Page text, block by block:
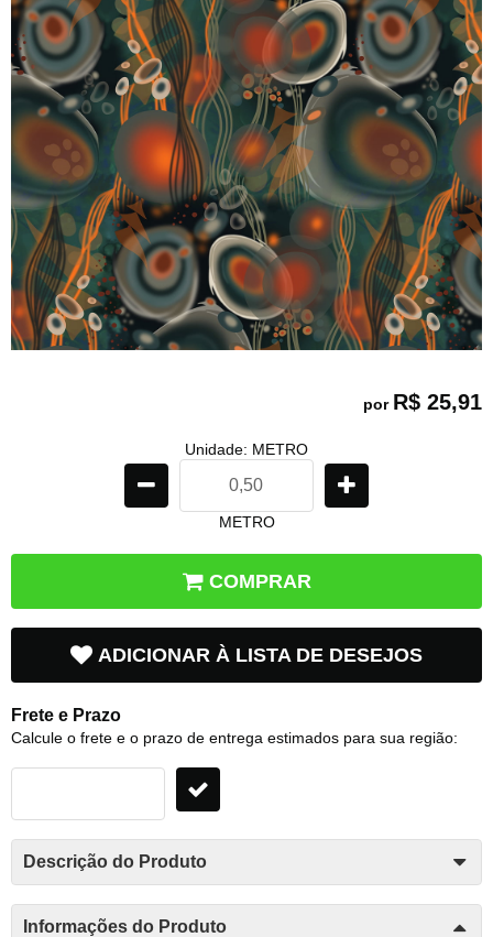
por R$ 25,91
Unidade: METRO
METRO
COMPRAR
ADICIONAR À LISTA DE DESEJOS
Frete e Prazo
Calcule o frete e o prazo de entrega estimados para sua região:
Descrição do Produto
Informações do Produto